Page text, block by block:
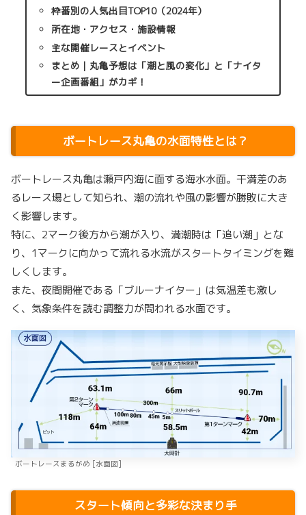
枠番別の人気出目TOP10（2024年）
所在地・アクセス・施設情報
主な開催レースとイベント
まとめ｜丸亀予想は「潮と風の変化」と「ナイタ
ー企画番組」がカギ！
ボートレース丸亀の水面特性とは？
ボートレース丸亀は瀬戸内海に面する海水水面。干満差のあ
るレース場として知られ、潮の流れや風の影響が勝敗に大き
く影響します。
特に、2マーク後方から潮が入り、満潮時は「追い潮」とな
り、1マークに向かって流れる水流がスタートタイミングを難
しくします。
また、夜間開催である「ブルーナイター」は気温差も激し
く、気象条件を読む調整力が問われる水面です。
ボートレースまるがめ [水面図]
スタート傾向と多彩な決まり手